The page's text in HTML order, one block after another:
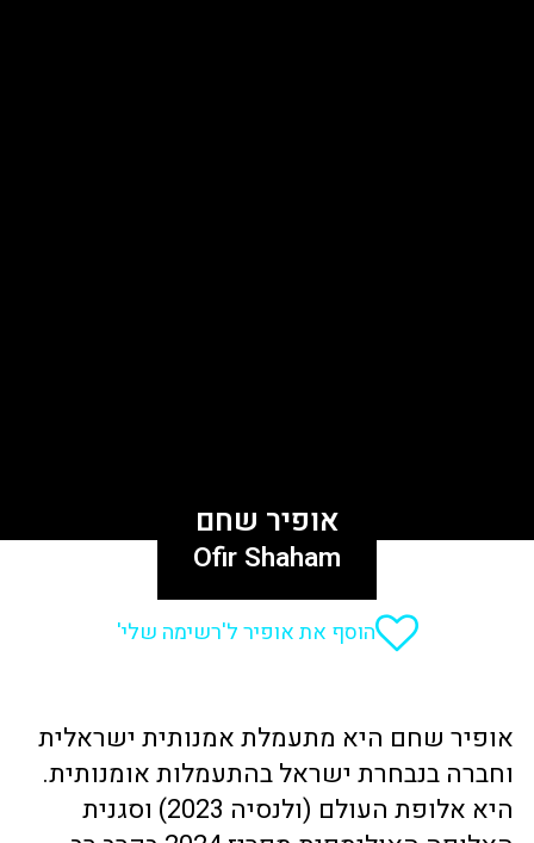
אופיר שחם
Ofir Shaham
הוסף את אופיר ל'רשימה שלי'
אופיר שחם היא מתעמלת אמנותית ישראלית
וחברה בנבחרת ישראל בהתעמלות אומנותית.
היא אלופת העולם (ולנסיה 2023) וסגנית